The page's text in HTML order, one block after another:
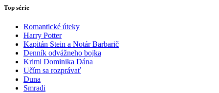
Top série
Romantické úteky
Harry Potter
Kapitán Stein a Notár Barbarič
Denník odvážneho bojka
Krimi Dominika Dána
Učím sa rozprávať
Duna
Smradi